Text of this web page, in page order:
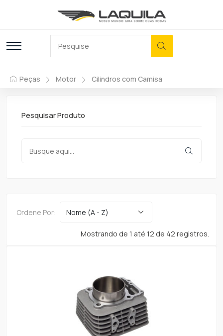
Peças Motor Cilindros com Camisa
Pesquisar Produto
Ordene Por:
Mostrando de 1 até 12 de 42 registros.